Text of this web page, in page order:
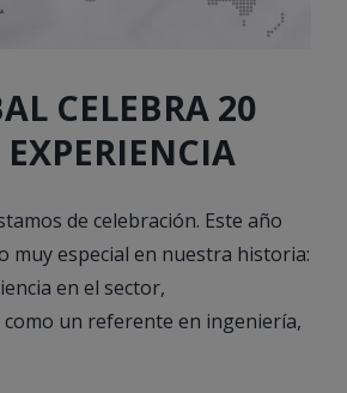
CELEBRA 20
de celebración. Este año
muy especial en nuestra historia:
en el sector,
un referente en ingeniería,